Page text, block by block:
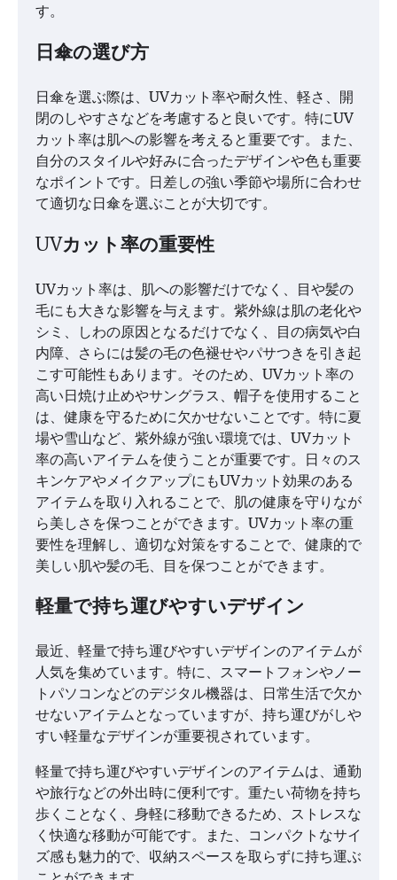
す。
日傘の選び方
日傘を選ぶ際は、UVカット率や耐久性、軽さ、開
閉のしやすさなどを考慮すると良いです。特にUV
カット率は肌への影響を考えると重要です。また、
自分のスタイルや好みに合ったデザインや色も重要
なポイントです。日差しの強い季節や場所に合わせ
て適切な日傘を選ぶことが大切です。
UVカット率の重要性
UVカット率は、肌への影響だけでなく、目や髪の
毛にも大きな影響を与えます。紫外線は肌の老化や
シミ、しわの原因となるだけでなく、目の病気や白
内障、さらには髪の毛の色褪せやパサつきを引き起
こす可能性もあります。そのため、UVカット率の
高い日焼け止めやサングラス、帽子を使用すること
は、健康を守るために欠かせないことです。特に夏
場や雪山など、紫外線が強い環境では、UVカット
率の高いアイテムを使うことが重要です。日々のス
キンケアやメイクアップにもUVカット効果のある
アイテムを取り入れることで、肌の健康を守りなが
ら美しさを保つことができます。UVカット率の重
要性を理解し、適切な対策をすることで、健康的で
美しい肌や髪の毛、目を保つことができます。
軽量で持ち運びやすいデザイン
最近、軽量で持ち運びやすいデザインのアイテムが
人気を集めています。特に、スマートフォンやノー
トパソコンなどのデジタル機器は、日常生活で欠か
せないアイテムとなっていますが、持ち運びがしや
すい軽量なデザインが重要視されています。
軽量で持ち運びやすいデザインのアイテムは、通勤
や旅行などの外出時に便利です。重たい荷物を持ち
歩くことなく、身軽に移動できるため、ストレスな
く快適な移動が可能です。また、コンパクトなサイ
ズ感も魅力的で、収納スペースを取らずに持ち運ぶ